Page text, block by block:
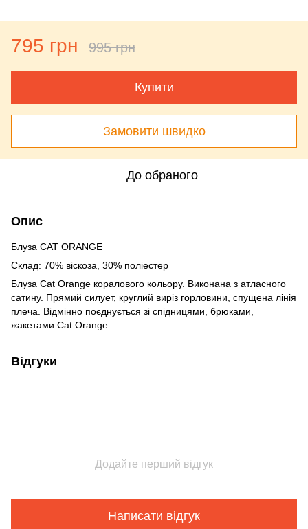
795 грн 995 грн
Купити
Замовити швидко
До обраного
Опис
Блуза CAT ORANGE
Склад: 70% віскоза, 30% поліестер
Блуза Cat Orange коралового кольору. Виконана з атласного
сатину. Прямий силует, круглий виріз горловини, спущена лінія
плеча. Відмінно поєднується зі спідницями, брюками,
жакетами Cat Orange.
Відгуки
Додайте перший відгук
Написати відгук